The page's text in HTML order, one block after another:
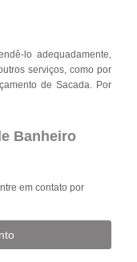
lo adequadamente,
serviços, como por
de Sacada. Por
Banheiro
em contato por